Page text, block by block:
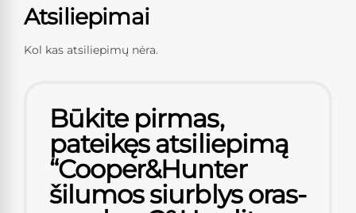
Atsiliepimai
Kol kas atsiliepimų nėra.
Būkite pirmas,
pateikęs atsiliepimą
“Cooper&Hunter
šilumos siurblys oras-